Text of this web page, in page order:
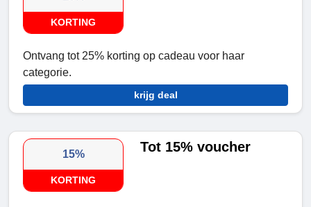
KORTING
Ontvang tot 25% korting op cadeau voor haar
categorie.
krijg deal
15%
KORTING
Tot 15% voucher